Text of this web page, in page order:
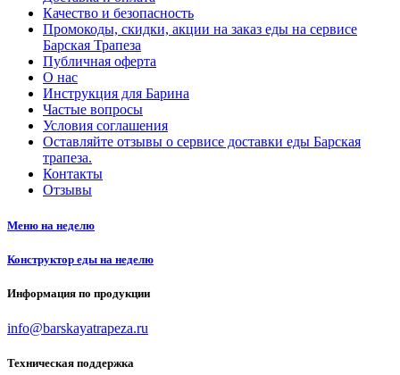
Качество и безопасность
Промокоды, скидки, акции на заказ еды на сервисе
Барская Трапеза
Публичная оферта
О нас
Инструкция для Барина
Частые вопросы
Условия соглашения
Оставляйте отзывы о сервисе доставки еды Барская
трапеза.
Контакты
Отзывы
Меню на неделю
Конструктор еды на неделю
Информация по продукции
info@barskayatrapeza.ru
Техническая поддержка